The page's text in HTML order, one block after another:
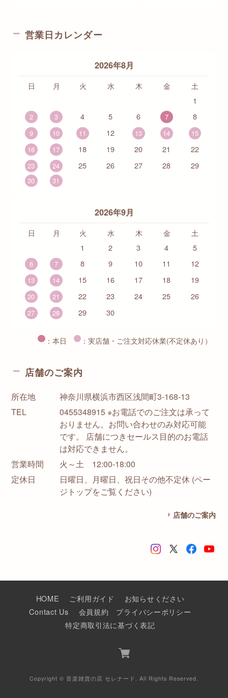
営業日カレンダー
2026年8月
日 月 火 水 木 金
土
1
2 3 4 5 6 7 8
9 10 11 12 13 14
15
16
17 18 19 20 21 22
23 24 25 26 27 28 29
30 31
2026年9月
日 月 火 水 木 金
土
1
2 3 4 5
6 7 8 9 10 11 12
13 14 15 16 17 18 19
20 21 22 23 24 25 26
27 28 29 30
：本日 ：実店舗・ご注文対応休業(不定休あり）
店舗のご案内
所在地
神奈川県横浜市西区浅間町3-168-13
TEL
0455348915 ※お電話でのご注文は承って
おりません。お問い合わせのみ対応可能
です。 店舗につきセールス目的のお電話
は対応できません。
営業時間
火～土 12:00-18:00
定休日
日曜日、月曜日、祝日その他不定休 (ペー
ジトップをご覧ください)
店舗のご案内
HOME ご利用ガイド
お知らせください
Contact Us
会員規約
プライバシーポリシー
特定商取引法に基づく表記
Copyright © 音楽雑貨の店 セレナード. All Rights Reserved.